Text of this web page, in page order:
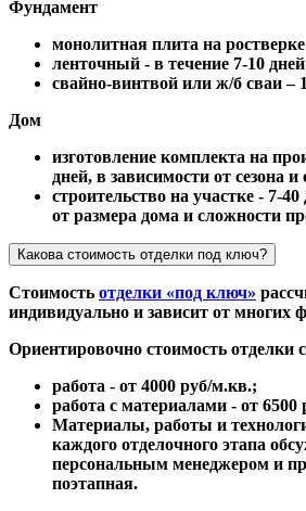
Фундамент
монолитная плита на
ленточный - в течение 7-10
свайно-винтвой или ж/б сваи –
Дом
изготовление комплекта на
дней, в зависимости от сезона и
строительство на участке - 7-
от размера дома и сложности
Какова стоимость отделки под ключ?
Стоимость отделки «под ключ»
индивидуально и зависит от многих
Ориентировочно стоимость отделки
работа - от 4000 руб/м.кв.;
работа с материалами - от 6500
Материалы, работы и
каждого отделочного этапа
персональным менеджером и
поэтапная.